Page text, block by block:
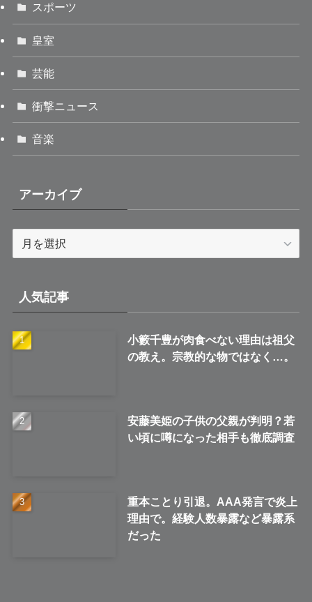
スポーツ
皇室
芸能
衝撃ニュース
音楽
アーカイブ
ブ
人気記事
小籔千豊が肉食べない理由は祖父
の教え。宗教的な物ではなく…。
安藤美姫の子供の父親が判明？若
い頃に噂になった相手も徹底調査
重本ことり引退。AAA発言で炎上
理由で。経験人数暴露など暴露系
だった